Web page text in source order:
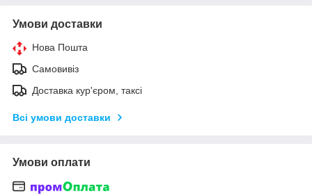
Умови доставки
Нова Пошта
Самовивіз
Доставка кур'єром, таксі
Всі умови доставки
Умови оплати